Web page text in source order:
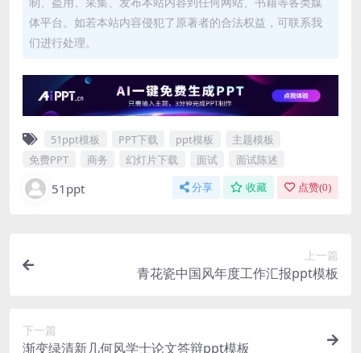
体平台。如若本站内容侵犯了原著者的合法权益，可联系我
们进行处理。
51ppt模板 PPT下载 ppt模板
主题模板
免费PPT
商务 幻灯片下载 面试 面试陈述
51ppt 分享 收藏 点赞(0)
上一篇
青花瓷中国风年度工作汇报ppt模板
下一篇
渐变绿清新几何风学士论文答辩ppt模板